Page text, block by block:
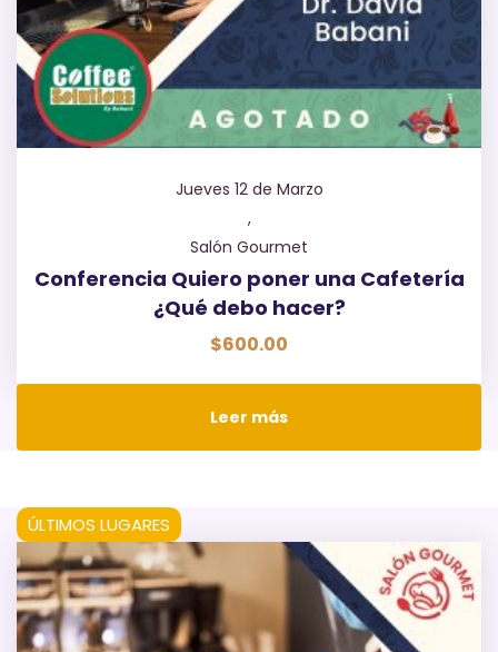
Jueves 12 de Marzo
,
Salón Gourmet
Conferencia Quiero poner una Cafetería
¿Qué debo hacer?
$600.00
Leer más
ÚLTIMOS LUGARES